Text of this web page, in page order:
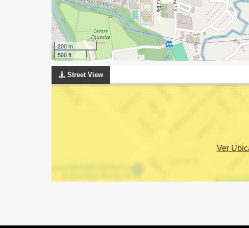
200 m
500 ft
Street View
Ver